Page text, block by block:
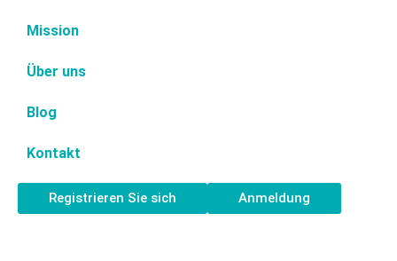
Mission
Über uns
Blog
Kontakt
Registrieren Sie sich Anmeldung